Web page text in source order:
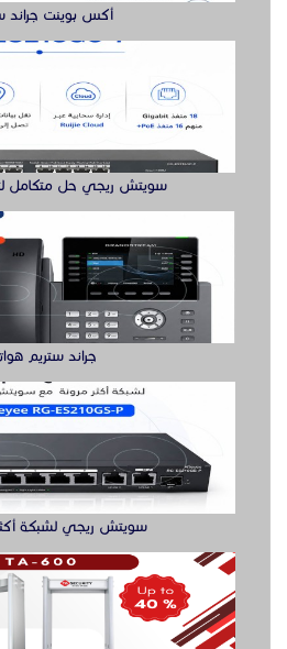
جراند ستريم
سويتش ريجي لشبكة
بوابه كشف المعادن
الدول